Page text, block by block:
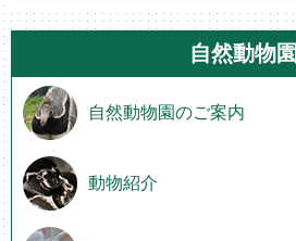
自然動物園
自然動物園のご案内
動物紹介